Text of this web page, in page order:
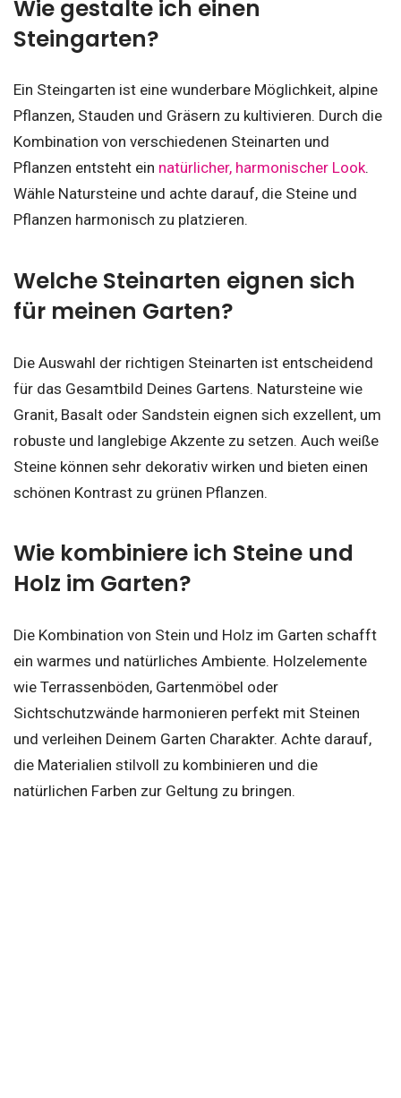
Wie gestalte ich einen
Steingarten?
Ein Steingarten ist eine wunderbare Möglichkeit, alpine
Pflanzen, Stauden und Gräsern zu kultivieren. Durch die
Kombination von verschiedenen Steinarten und
Pflanzen entsteht ein natürlicher, harmonischer Look.
Wähle Natursteine und achte darauf, die Steine und
Pflanzen harmonisch zu platzieren.
Welche Steinarten eignen sich
für meinen Garten?
Die Auswahl der richtigen Steinarten ist entscheidend
für das Gesamtbild Deines Gartens. Natursteine wie
Granit, Basalt oder Sandstein eignen sich exzellent, um
robuste und langlebige Akzente zu setzen. Auch weiße
Steine können sehr dekorativ wirken und bieten einen
schönen Kontrast zu grünen Pflanzen.
Wie kombiniere ich Steine und
Holz im Garten?
Die Kombination von Stein und Holz im Garten schafft
ein warmes und natürliches Ambiente. Holzelemente
wie Terrassenböden, Gartenmöbel oder
Sichtschutzwände harmonieren perfekt mit Steinen
und verleihen Deinem Garten Charakter. Achte darauf,
die Materialien stilvoll zu kombinieren und die
natürlichen Farben zur Geltung zu bringen.